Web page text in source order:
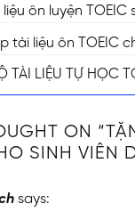
liệu ôn luyện
tài liệu ôn TOEIC
TÀI LIỆU TỰ HỌC
ON “
SINH VIÊN
says: